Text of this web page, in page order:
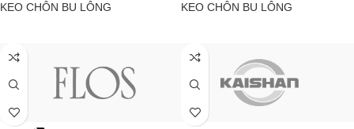
KEO CHÔN BU LÔNG
KEO CHÔN BU LÔNG